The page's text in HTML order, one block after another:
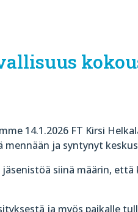
14.1.2026 FT Kirsi
mennään ja syntynyt
siinä määrin,
ja myös paikalle